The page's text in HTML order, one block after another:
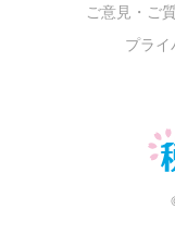
ご意見・ご
プラ